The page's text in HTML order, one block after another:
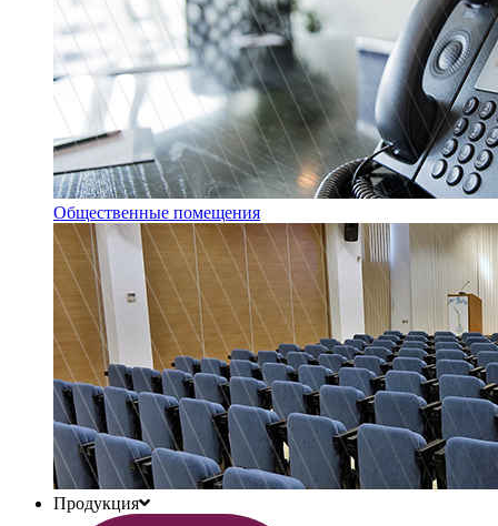
Общественные помещения
Продукция